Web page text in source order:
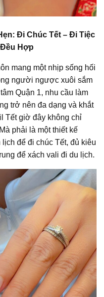
Đi Chúc Tết – Đi Tiệc
Hợp
mang một nhịp sống hối
người ngược xuôi sắm
Quận 1, nhu cầu làm
trở nên đa dạng và khắt
Tết giờ đây không chỉ
phải là một thiết kế
để đi chúc Tết, đủ kiêu
để xách vali đi du lịch.